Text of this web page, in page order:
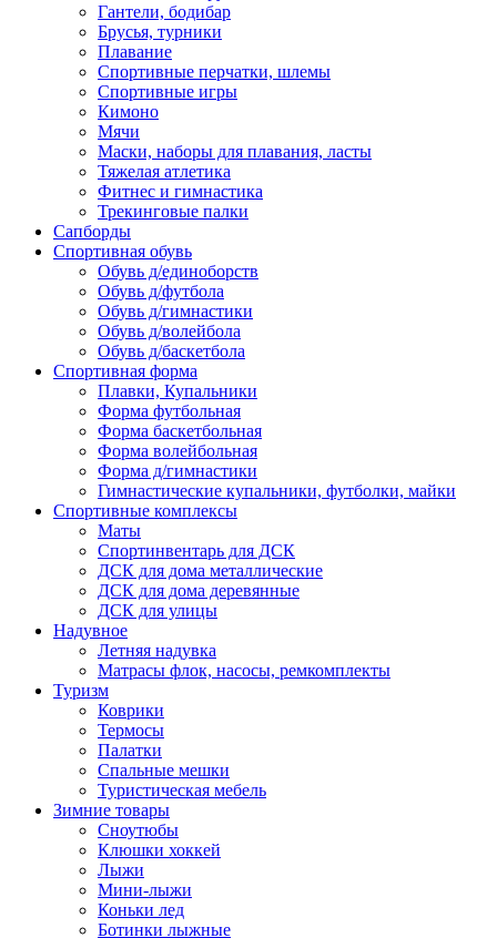
Гантели, бодибар
Брусья, турники
Плавание
Спортивные перчатки, шлемы
Спортивные игры
Кимоно
Мячи
Маски, наборы для плавания, ласты
Тяжелая атлетика
Фитнес и гимнастика
Трекинговые палки
Сапборды
Спортивная обувь
Обувь д/единоборств
Обувь д/футбола
Обувь д/гимнастики
Обувь д/волейбола
Обувь д/баскетбола
Спортивная форма
Плавки, Купальники
Форма футбольная
Форма баскетбольная
Форма волейбольная
Форма д/гимнастики
Гимнастические купальники, футболки, майки
Спортивные комплексы
Маты
Спортинвентарь для ДСК
ДСК для дома металлические
ДСК для дома деревянные
ДСК для улицы
Надувное
Летняя надувка
Матрасы флок, насосы, ремкомплекты
Туризм
Коврики
Термосы
Палатки
Спальные мешки
Туристическая мебель
Зимние товары
Сноутюбы
Клюшки хоккей
Лыжи
Мини-лыжи
Коньки лед
Ботинки лыжные